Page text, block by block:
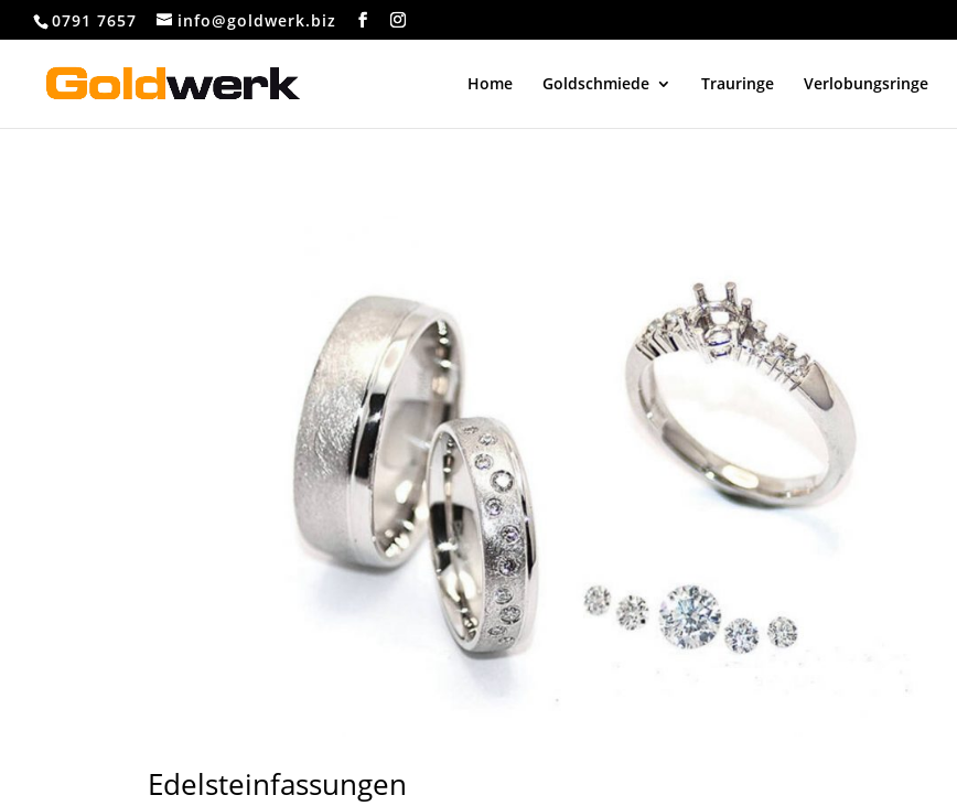
0791 7657 info@goldwerk.biz
Home Goldschmiede Trauringe Verlobungsringe
Edelsteinfassungen